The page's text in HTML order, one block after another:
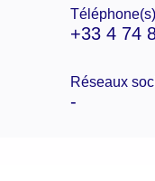
Téléphone(s)
+33 4 74
Réseaux
-